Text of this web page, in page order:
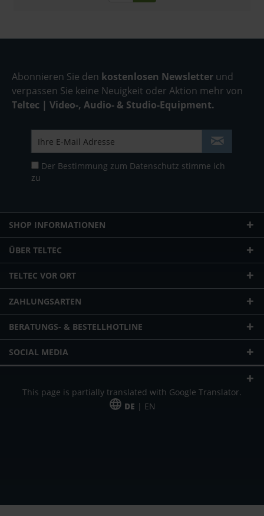
Abonnieren Sie den kostenlosen Newsletter und
verpassen Sie keine Neuigkeit oder Aktion mehr von
Teltec | Video-, Audio- & Studio-Equipment.
Der Bestimmung zum Datenschutz stimme ich
zu
SHOP INFORMATIONEN
ÜBER TELTEC
TELTEC VOR ORT
ZAHLUNGSARTEN
BERATUNGS- & BESTELLHOTLINE
SOCIAL MEDIA
This page is partially translated with Google Translator.
DE | EN